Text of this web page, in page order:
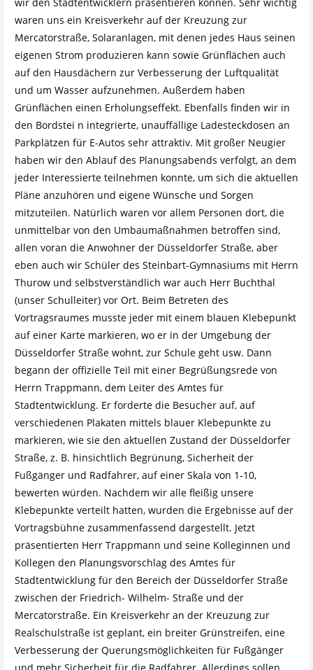
waren uns ein Kreisverkehr auf der Kreuzung zur
Mercatorstraße, Solaranlagen, mit denen jedes Haus seinen
eigenen Strom produzieren kann sowie Grünflächen auch
auf den Hausdächern zur Verbesserung der Luftqualität
und um Wasser aufzunehmen. Außerdem haben
Grünflächen einen Erholungseffekt. Ebenfalls finden wir in
den Bordstei n integrierte, unauffällige Ladesteckdosen an
Parkplätzen für E-Autos sehr attraktiv. Mit großer Neugier
haben wir den Ablauf des Planungsabends verfolgt, an dem
jeder Interessierte teilnehmen konnte, um sich die aktuellen
Pläne anzuhören und eigene Wünsche und Sorgen
mitzuteilen. Natürlich waren vor allem Personen dort, die
unmittelbar von den Umbaumaßnahmen betroffen sind,
allen voran die Anwohner der Düsseldorfer Straße, aber
eben auch wir Schüler des Steinbart-Gymnasiums mit Herrn
Thurow und selbstverständlich war auch Herr Buchthal
(unser Schulleiter) vor Ort. Beim Betreten des
Vortragsraumes musste jeder mit einem blauen Klebepunkt
auf einer Karte markieren, wo er in der Umgebung der
Düsseldorfer Straße wohnt, zur Schule geht usw. Dann
begann der offizielle Teil mit einer Begrüßungsrede von
Herrn Trappmann, dem Leiter des Amtes für
Stadtentwicklung. Er forderte die Besucher auf, auf
verschiedenen Plakaten mittels blauer Klebepunkte zu
markieren, wie sie den aktuellen Zustand der Düsseldorfer
Straße, z. B. hinsichtlich Begrünung, Sicherheit der
Fußgänger und Radfahrer, auf einer Skala von 1-10,
bewerten würden. Nachdem wir alle fleißig unsere
Klebepunkte verteilt hatten, wurden die Ergebnisse auf der
Vortragsbühne zusammenfassend dargestellt. Jetzt
präsentierten Herr Trappmann und seine Kolleginnen und
Kollegen den Planungsvorschlag des Amtes für
Stadtentwicklung für den Bereich der Düsseldorfer Straße
zwischen der Friedrich- Wilhelm- Straße und der
Mercatorstraße. Ein Kreisverkehr an der Kreuzung zur
Realschulstraße ist geplant, ein breiter Grünstreifen, eine
Verbesserung der Querungsmöglichkeiten für Fußgänger